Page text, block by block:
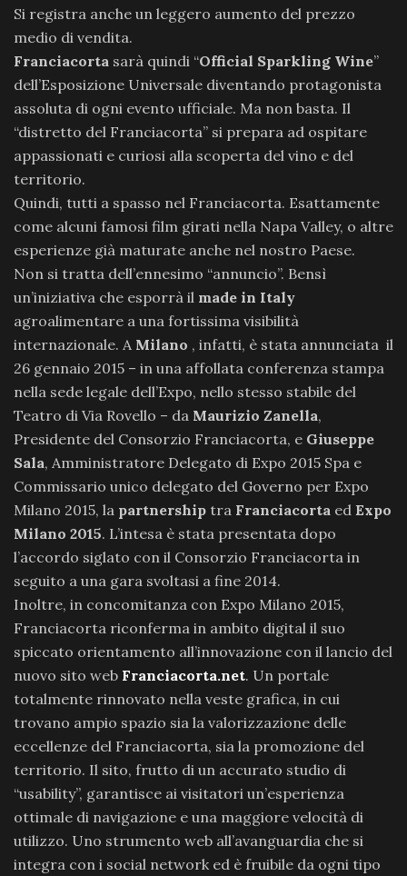
Si registra anche un leggero aumento del prezzo
medio di vendita.
Franciacorta sarà quindi “Official Sparkling Wine”
dell’Esposizione Universale diventando protagonista
assoluta di ogni evento ufficiale. Ma non basta. Il
“distretto del Franciacorta” si prepara ad ospitare
appassionati e curiosi alla scoperta del vino e del
territorio.
Quindi, tutti a spasso nel Franciacorta. Esattamente
come alcuni famosi film girati nella Napa Valley, o altre
esperienze già maturate anche nel nostro Paese.
Non si tratta dell’ennesimo “annuncio”. Bensì
un’iniziativa che esporrà il made in Italy
agroalimentare a una fortissima visibilità
internazionale. A Milano , infatti, è stata annunciata il
26 gennaio 2015 – in una affollata conferenza stampa
nella sede legale dell’Expo, nello stesso stabile del
Teatro di Via Rovello – da Maurizio Zanella,
Presidente del Consorzio Franciacorta, e Giuseppe
Sala, Amministratore Delegato di Expo 2015 Spa e
Commissario unico delegato del Governo per Expo
Milano 2015, la partnership tra Franciacorta ed Expo
Milano 2015. L’intesa è stata presentata dopo
l’accordo siglato con il Consorzio Franciacorta in
seguito a una gara svoltasi a fine 2014.
Inoltre, in concomitanza con Expo Milano 2015,
Franciacorta riconferma in ambito digital il suo
spiccato orientamento all’innovazione con il lancio del
nuovo sito web Franciacorta.net. Un portale
totalmente rinnovato nella veste grafica, in cui
trovano ampio spazio sia la valorizzazione delle
eccellenze del Franciacorta, sia la promozione del
territorio. Il sito, frutto di un accurato studio di
“usability”, garantisce ai visitatori un’esperienza
ottimale di navigazione e una maggiore velocità di
utilizzo. Uno strumento web all’avanguardia che si
integra con i social network ed è fruibile da ogni tipo